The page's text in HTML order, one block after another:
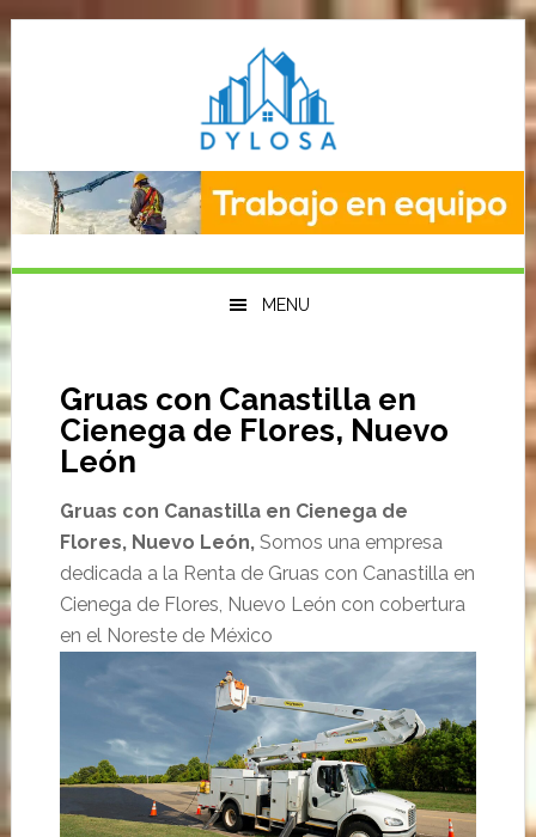
Saltar
la
Saltar
contenido
Saltar
la
primaria
MENU
Gruas con Canastilla en
Cienega de Flores, Nuevo
León
Gruas con Canastilla en Cienega de
Flores, Nuevo León, Somos una empresa
dedicada a la Renta de Gruas con Canastilla en
Cienega de Flores, Nuevo León con cobertura
en el Noreste de México